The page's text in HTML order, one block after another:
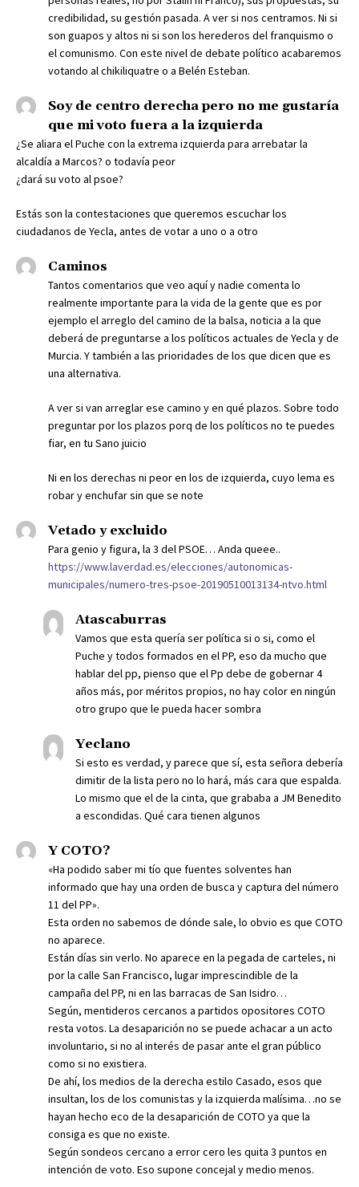
credibilidad, su gestión pasada. A ver si nos centramos. Ni si
son guapos y altos ni si son los herederos del franquismo o
el comunismo. Con este nivel de debate político acabaremos
votando al chikiliquatre o a Belén Esteban.
Soy de centro derecha pero no me gustaría
que mi voto fuera a la izquierda
¿Se aliara el Puche con la extrema izquierda para arrebatar la
alcaldía a Marcos? o todavía peor
¿dará su voto al psoe?
Estás son la contestaciones que queremos escuchar los
ciudadanos de Yecla, antes de votar a uno o a otro
Caminos
Tantos comentarios que veo aquí y nadie comenta lo
realmente importante para la vida de la gente que es por
ejemplo el arreglo del camino de la balsa, noticia a la que
deberá de preguntarse a los políticos actuales de Yecla y de
Murcia. Y también a las prioridades de los que dicen que es
una alternativa.
A ver si van arreglar ese camino y en qué plazos. Sobre todo
preguntar por los plazos porq de los políticos no te puedes
fiar, en tu Sano juicio
Ni en los derechas ni peor en los de izquierda, cuyo lema es
robar y enchufar sin que se note
Vetado y excluido
Para genio y figura, la 3 del PSOE… Anda queee..
https://www.laverdad.es/elecciones/autonomicas-
municipales/numero-tres-psoe-20190510013134-ntvo.html
Atascaburras
Vamos que esta quería ser política si o si, como el
Puche y todos formados en el PP, eso da mucho que
hablar del pp, pienso que el Pp debe de gobernar 4
años más, por méritos propios, no hay color en ningún
otro grupo que le pueda hacer sombra
Yeclano
Si esto es verdad, y parece que sí, esta señora debería
dimitir de la lista pero no lo hará, más cara que espalda.
Lo mismo que el de la cinta, que grababa a JM Benedito
a escondidas. Qué cara tienen algunos
Y COTO?
«Ha podido saber mi tío que fuentes solventes han
informado que hay una orden de busca y captura del número
11 del PP».
Esta orden no sabemos de dónde sale, lo obvio es que COTO
no aparece.
Están días sin verlo. No aparece en la pegada de carteles, ni
por la calle San Francisco, lugar imprescindible de la
campaña del PP, ni en las barracas de San Isidro…
Según, mentideros cercanos a partidos opositores COTO
resta votos. La desaparición no se puede achacar a un acto
involuntario, si no al interés de pasar ante el gran público
como si no existiera.
De ahí, los medios de la derecha estilo Casado, esos que
insultan, los de los comunistas y la izquierda malísima…no se
hayan hecho eco de la desaparición de COTO ya que la
consiga es que no existe.
Según sondeos cercano a error cero les quita 3 puntos en
intención de voto. Eso supone concejal y medio menos.